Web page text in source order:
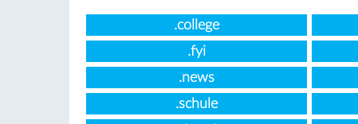
.college
.fyi
.news
.schule